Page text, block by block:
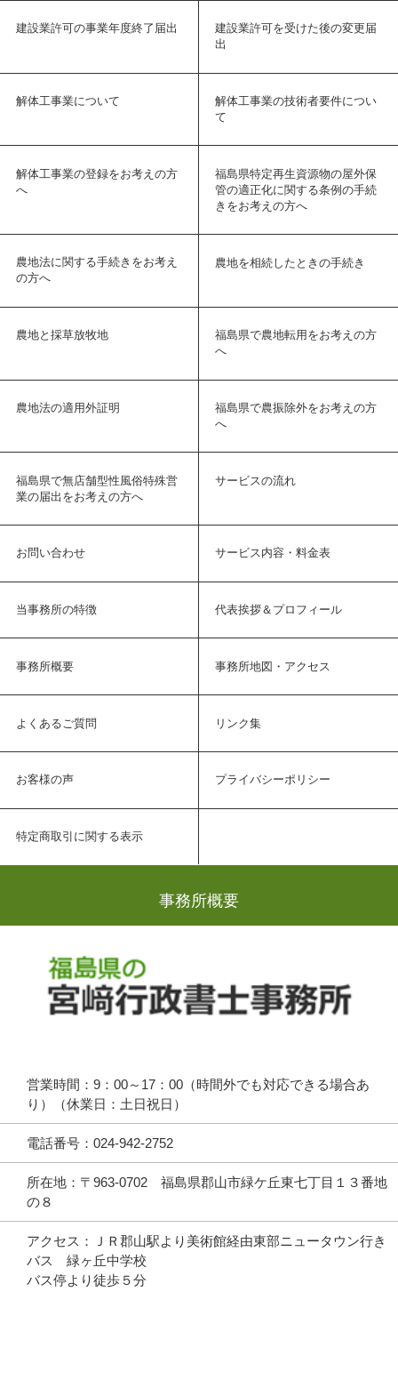
建設業許可の事業年度終了届出
建設業許可を受けた後の変更届
出
解体工事業について
解体工事業の技術者要件につい
て
解体工事業の登録をお考えの方
へ
福島県特定再生資源物の屋外保
管の適正化に関する条例の手続
きをお考えの方へ
農地法に関する手続きをお考え
の方へ
農地を相続したときの手続き
農地と採草放牧地
福島県で農地転用をお考えの方
へ
農地法の適用外証明
福島県で農振除外をお考えの方
へ
福島県で無店舗型性風俗特殊営
業の届出をお考えの方へ
サービスの流れ
お問い合わせ サービス内容・料金表
当事務所の特徴 代表挨拶＆プロフィール
事務所概要 事務所地図・アクセス
よくあるご質問 リンク集
お客様の声 プライバシーポリシー
特定商取引に関する表示
事務所概要
営業時間：9：00～17：00（時間外でも対応できる場合あ
り）（休業日：土日祝日）
電話番号：024-942-2752
所在地：〒963-0702 福島県郡山市緑ケ丘東七丁目１３番地
の８
アクセス：ＪＲ郡山駅より美術館経由東部ニュータウン行き
バス 緑ヶ丘中学校
バス停より徒歩５分